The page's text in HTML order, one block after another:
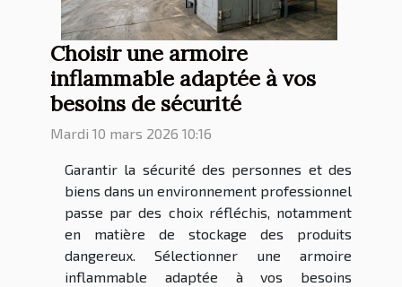
Choisir une armoire
inflammable adaptée à vos
besoins de sécurité
Mardi 10 mars 2026 10:16
Garantir la sécurité des personnes et des
biens dans un environnement professionnel
passe par des choix réfléchis, notamment
en matière de stockage des produits
dangereux. Sélectionner une armoire
inflammable adaptée à vos besoins